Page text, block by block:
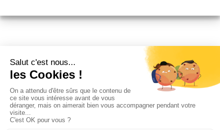
Il n'a jamais été aussi
simple de trouver un
photographe couple à
Carrières-sous-Poissy